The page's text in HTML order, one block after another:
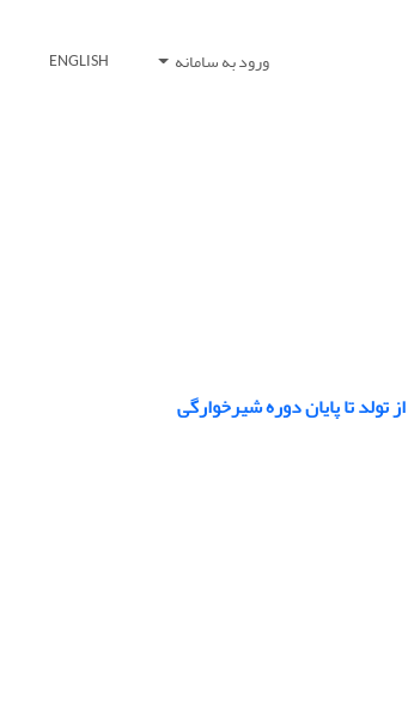
ورود به سامانه ENGLISH
تولد تا پایان دوره شیرخوارگی